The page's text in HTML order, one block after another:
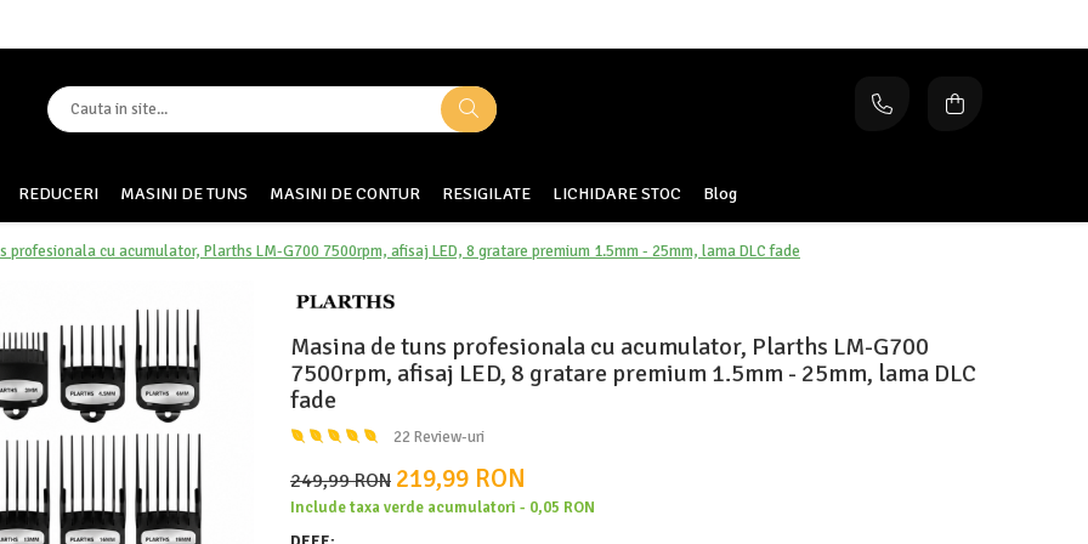
REDUCERI MASINI DE TUNS MASINI DE CONTUR RESIGILATE LICHIDARE STOC Blog
profesionala cu acumulator, Plarths LM-G700 7500rpm, afisaj LED, 8 gratare premium 1.5mm - 25mm, lama DLC fade
Masina de tuns profesionala cu acumulator, Plarths LM-G700
7500rpm, afisaj LED, 8 gratare premium 1.5mm - 25mm, lama DLC
fade
22 Review-uri
249,99 RON 219,99 RON
Include taxa verde acumulatori - 0,05 RON